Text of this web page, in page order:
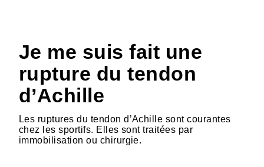
Je me suis fait une
rupture du tendon
d’Achille
Les ruptures du tendon d’Achille sont courantes
chez les sportifs. Elles sont traitées par
immobilisation ou chirurgie.